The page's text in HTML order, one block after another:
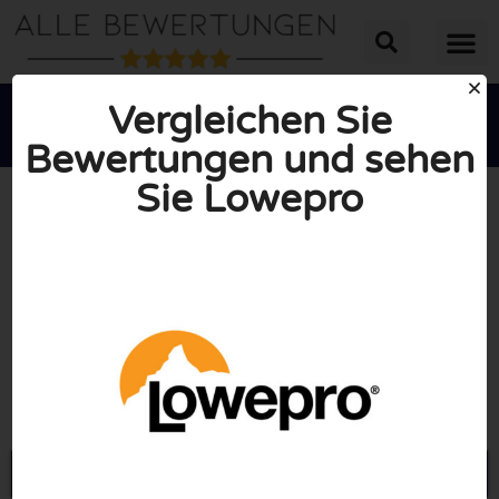

INSGESAMT: 10/10
(1 Bewertung)
Vergleichen Sie
Bewertungen und sehen
Sie Lowepro